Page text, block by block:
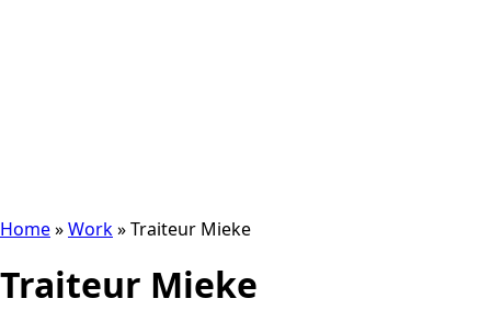
Home»Work»Traiteur Mieke
Traiteur Mieke